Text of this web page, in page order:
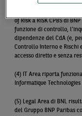
(3) Risk Area di BNL
of Risk a RISK CPBS di
funzione di controllo,
dipendenze del CdA (e,
Controllo Interno e Rischi
accesso diretto e senza
(4) IT Area riporta
Informatique Technologies
(5) Legal Area di BNL
del Gruppo BNP Paribas